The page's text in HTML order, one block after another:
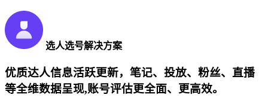
选人选号解决方案
优质达人信息活跃更新，笔记、投放、粉丝、直播
等全维数据呈现,账号评估更全面、更高效。